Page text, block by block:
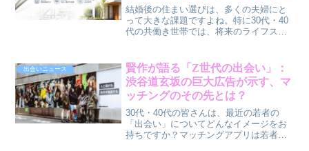
変える
結婚後の住まい選びは、多くの夫婦にと
って大きな課題ですよね。特に30代・40
代の共働き世帯では、将来のライフステ
はないでしょうか。今回は、そんな皆さ
んの不安を解消してくれるかもしれな
い、婚活のIBJが提供する「IBHome」の
「買取保証付き注文住宅」サービスにつ
いて、男性目線でじっくり解説していき
ます。
出会いニュース
賢作が語る「Z世代の出会い」：
渋谷道玄坂の巨大広告が示す、マ
ッチングのその先とは？
30代・40代の皆さんは、最近の若者の
「出会い」についてどんなイメージをお
持ちですか？マッチングアプリは若者だ